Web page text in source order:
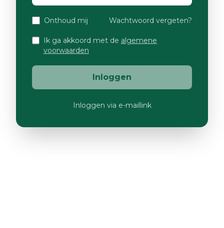
Onthoud mij Wachtwoord vergeten?
Ik ga akkoord met de algemene
voorwaarden
Inloggen
Inloggen via e-maillink